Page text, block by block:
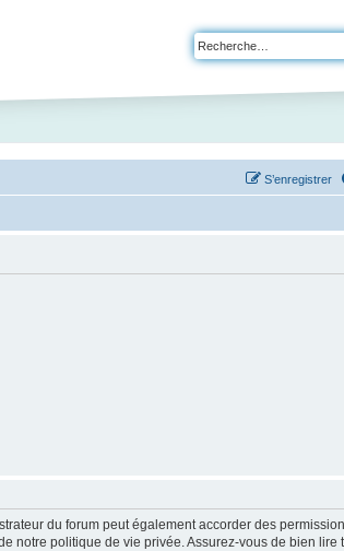
S’enregistrer
du forum peut également accorder des
notre politique de vie privée. Assurez-vous de bien lire